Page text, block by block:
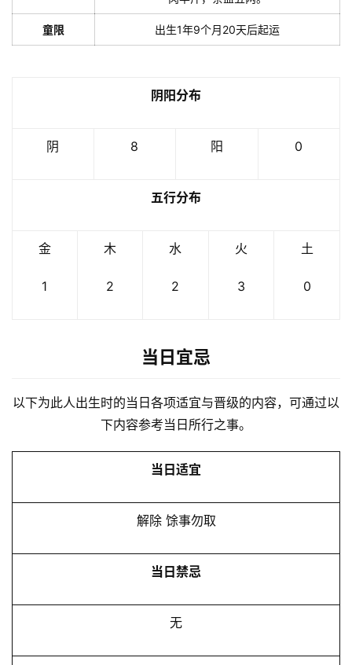
童限 出生1年9个月20天后起运
阴阳分布
阴 8 阳 0
五行分布
金
1
木
2
水
2
火
3
土
0
当日宜忌
以下为此人出生时的当日各项适宜与晋级的内容，可通过以
下内容参考当日所行之事。
当日适宜
解除 馀事勿取
当日禁忌
无